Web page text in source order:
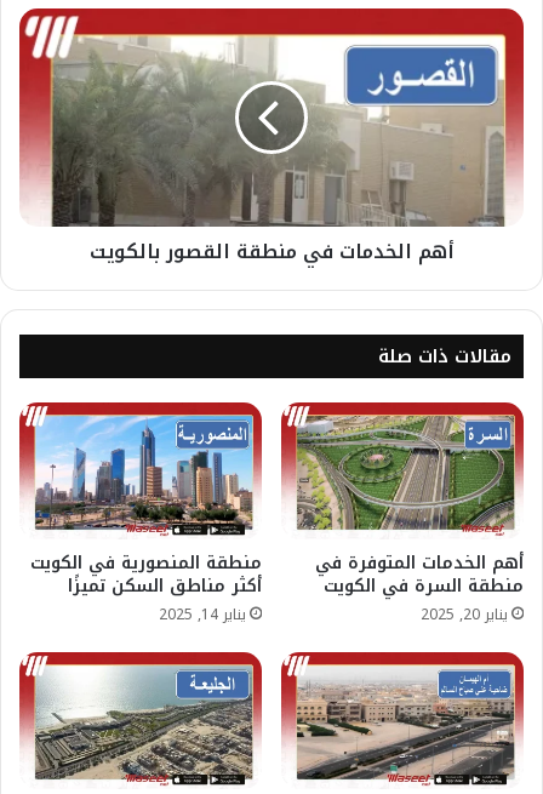
أهم الخدمات في منطقة القصور بالكويت
مقالات ذات صلة
أهم الخدمات المتوفرة في
منطقة السرة في الكويت
يناير 20, 2025
منطقة المنصورية في الكويت
أكثر مناطق السكن تميزًا
يناير 14, 2025